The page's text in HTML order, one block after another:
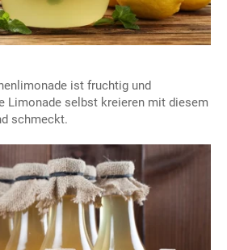
ist fruchtig und
Limonade selbst kreieren mit diesem
schmeckt.